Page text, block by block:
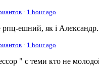
· 1 hour ago
ешний, як і Алєксандр.
· 1 hour ago
" с теми кто не